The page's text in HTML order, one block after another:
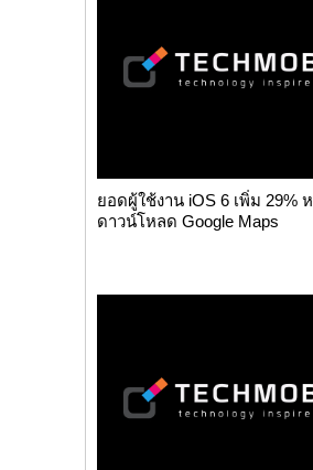
ยอดผู้ใช้งาน iOS 6 เพิ่ม 29%
ดาวน์โหลด Google Maps